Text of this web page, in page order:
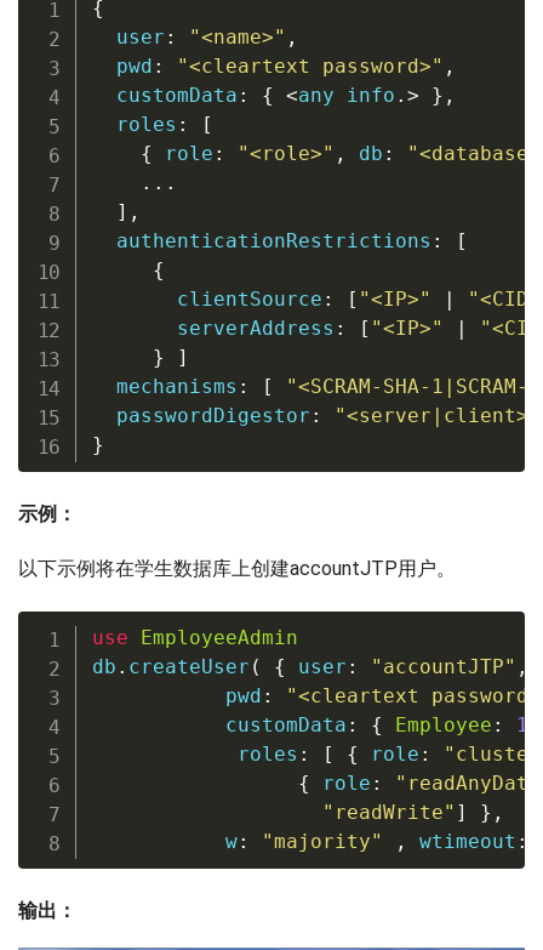
{
user : "<name>" ,
  pwd
: "<cleartext password>" ,
  customData
: { <any info . > } ,
  roles
:
[
{ role : "<role>" , db :
. . .
] ,
  authenticationRestrictions
:
[
{
       clientSource
: [ "<IP>" |
       serverAddress
: [ "<IP>" |
}
]
  mechanisms
: [
"<SCRAM-SHA-1|SCRAM-
  passwordDigestor
:
"<server|client>"
}
示例：
以下示例将在学生数据库上创建accountJTP用户。
use
EmployeeAdmin
db . createUser ( { user : "accountJTP" ,
           pwd
:
"<cleartext
           customData
: { Employee :
            roles
: [ { role :
{ role :
"readWrite" ] } ,
           w
: "majority" , wtimeout :
输出：